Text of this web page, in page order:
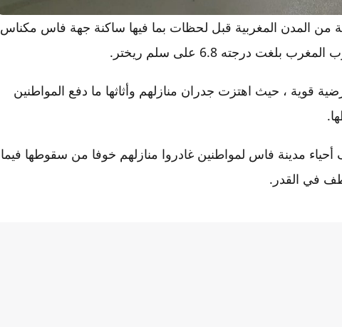
من المدن المغربية قبل لحظات بما فيها ساكنة جهة فاس مكناس
درجته 6.8 على سلم ريختر.
، حيث اهتزت جدران منازلهم وأثاثها ما دفع المواطنين
مدينة فاس لمواطنين غادروا منازلهم خوفا من سقوطها فيما
في القدر.